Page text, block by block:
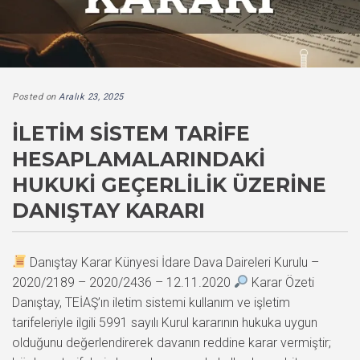
Posted on Aralık 23, 2025
İLETIM SISTEM TARIFE
HESAPLAMALARINDAKI
HUKUKI GEÇERLILIK ÜZERINE
DANIŞTAY KARARI
Danıştay Karar Künyesi İdare Dava Daireleri Kurulu –
2020/2189 – 2020/2436 – 12.11.2020
Karar Özeti
Danıştay, TEİAŞ’ın iletim sistemi kullanım ve işletim
tarifeleriyle ilgili 5991 sayılı Kurul kararının hukuka uygun
olduğunu değerlendirerek davanın reddine karar vermiştir;